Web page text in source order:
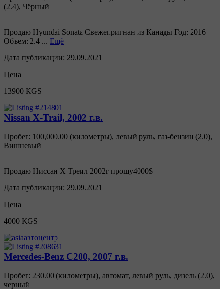
(2.4), Чёрный
Продаю Hyundai Sonata Свежепригнан из Канады Год: 2016
Объем: 2.4 ... Ещё
Дата публикации: 29.09.2021
Цена
13900 KGS
Nissan X-Trail, 2002 г.в.
Пробег: 100,000.00 (километры), левый руль, газ-бензин (2.0),
Вишневый
Продаю Ниссан Х Треил 2002г прошу4000$
Дата публикации: 29.09.2021
Цена
4000 KGS
Mercedes-Benz C200, 2007 г.в.
Пробег: 230.00 (километры), автомат, левый руль, дизель (2.0),
черный